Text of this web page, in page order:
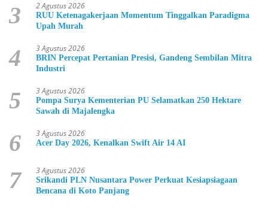
3 2 Agustus 2026
RUU Ketenagakerjaan Momentum Tinggalkan Paradigma
Upah Murah
4 3 Agustus 2026
BRIN Percepat Pertanian Presisi, Gandeng Sembilan Mitra
Industri
5 3 Agustus 2026
Pompa Surya Kementerian PU Selamatkan 250 Hektare
Sawah di Majalengka
6 3 Agustus 2026
Acer Day 2026, Kenalkan Swift Air 14 AI
7 3 Agustus 2026
Srikandi PLN Nusantara Power Perkuat Kesiapsiagaan
Bencana di Koto Panjang